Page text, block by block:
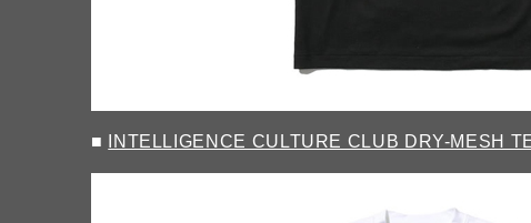
■ INTELLIGENCE CULTURE CLUB DRY-MESH